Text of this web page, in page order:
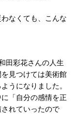
なくても、こんな
田彩花さんの人生
見つけては美術館
うになりました。
「自分の感情を正
れていったので